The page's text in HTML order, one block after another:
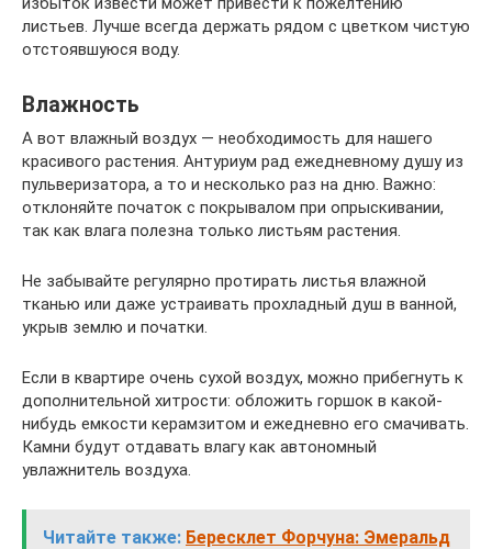
листьев. Лучше всегда держать рядом с цветком чистую
отстоявшуюся воду.
Влажность
А вот влажный воздух — необходимость для нашего
красивого растения. Антуриум рад ежедневному душу из
пульверизатора, а то и несколько раз на дню. Важно:
отклоняйте початок с покрывалом при опрыскивании,
так как влага полезна только листьям растения.
Не забывайте регулярно протирать листья влажной
тканью или даже устраивать прохладный душ в ванной,
укрыв землю и початки.
Если в квартире очень сухой воздух, можно прибегнуть к
дополнительной хитрости: обложить горшок в какой-
нибудь емкости керамзитом и ежедневно его смачивать.
Камни будут отдавать влагу как автономный
увлажнитель воздуха.
Читайте также: Бересклет Форчуна: Эмеральд